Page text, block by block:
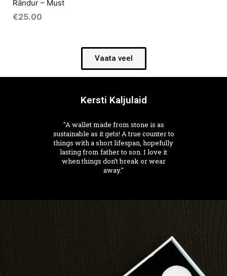
Rändur – Must
€25.00
Vaata veel
Kersti Kaljulaid
"A wallet made from stone is as
sustainable as it gets! A true counter to
things with a short lifespan, hopefully
lasting from father to son. I love it
when things don’t break or wear
away."